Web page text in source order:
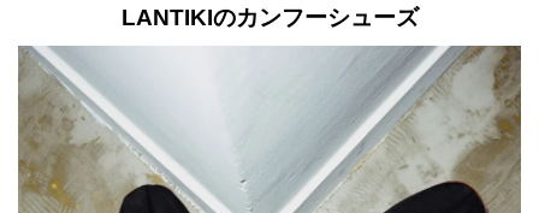
LANTIKIのカンフーシューズ